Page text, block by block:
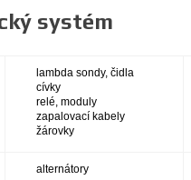
systém
lambda sondy, čidla
cívky
relé, moduly
zapalovací kabely
žárovky
alternátory